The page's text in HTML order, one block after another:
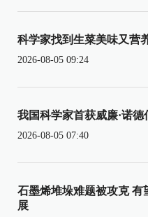
科学家找到生菜美味又营
2026-08-05 09:24
我国科学家首获威廉·诺德
2026-08-05 07:40
石墨烯堆垛难题被攻克
展